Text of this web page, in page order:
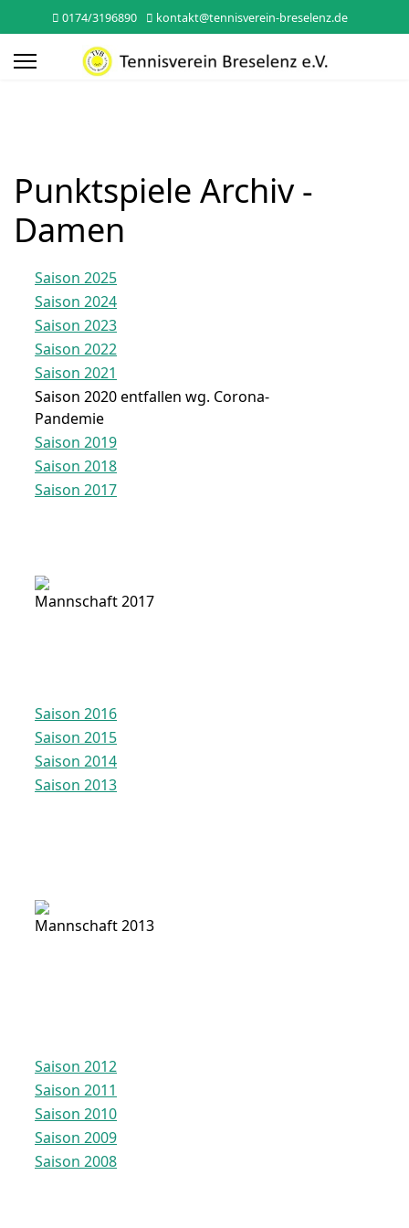
0174/3196890 kontakt@tennisverein-breselenz.de
Punktspiele Archiv -
Damen
Saison 2025
Saison 2024
Saison 2023
Saison 2022
Saison 2021
Saison 2020 entfallen wg. Corona-
Pandemie
Saison 2019
Saison 2018
Saison 2017
Mannschaft 2017
Saison 2016
Saison 2015
Saison 2014
Saison 2013
Mannschaft 2013
Saison 2012
Saison 2011
Saison 2010
Saison 2009
Saison 2008